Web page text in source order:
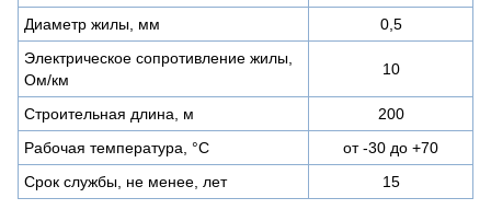
Диаметр жилы, мм
0,5
Электрическое сопротивление жилы,
Ом/км
10
Строительная длина, м
200
Рабочая температура, °С
от -30 до +70
Срок службы, не менее, лет
15